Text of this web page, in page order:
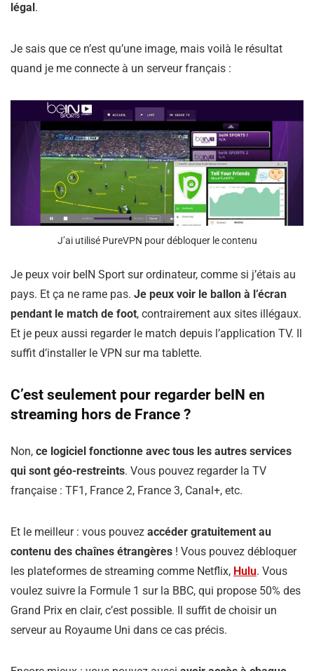
légal .
Je sais que ce n’est qu’une image, mais voilà le résultat
quand je me connecte à un serveur français :
J’ai utilisé PureVPN pour débloquer le contenu
Je peux voir beIN Sport sur ordinateur, comme si j’étais au
pays. Et ça ne rame pas. Je peux voir le ballon à l’écran
pendant le match de foot, contrairement aux sites illégaux.
Et je peux aussi regarder le match depuis l’application TV. Il
suffit d’installer le VPN sur ma tablette.
C’est seulement pour regarder beIN en
streaming hors de France ?
Non, ce logiciel fonctionne avec tous les autres services
qui sont géo-restreints. Vous pouvez regarder la TV
française : TF1, France 2, France 3, Canal+, etc.
Et le meilleur : vous pouvez accéder gratuitement au
contenu des chaînes étrangères ! Vous pouvez débloquer
les plateformes de streaming comme Netflix, Hulu. Vous
voulez suivre la Formule 1 sur la BBC, qui propose 50% des
Grand Prix en clair, c’est possible. Il suffit de choisir un
serveur au Royaume Uni dans ce cas précis.